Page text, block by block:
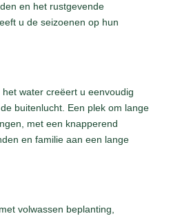
en het rustgevende
u de seizoenen op hun
water creëert u eenvoudig
buitenlucht. Een plek om lange
met een knapperend
en familie aan een lange
volwassen beplanting,